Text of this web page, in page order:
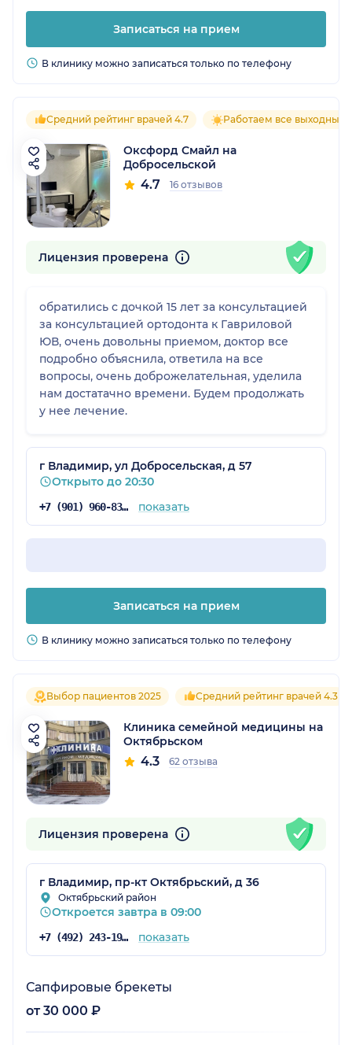
Записаться на прием
В клинику можно записаться только по телефону
Средний рейтинг врачей 4.7 Работаем все выходные
Оксфорд Смайл на
Добросельской
4.7 16 отзывов
Лицензия проверена
обратились с дочкой 15 лет за консультацией
за консультацией ортодонта к Гавриловой
ЮВ, очень довольны приемом, доктор все
подробно объяснила, ответила на все
вопросы, очень доброжелательная, уделила
нам достатачно времени. Будем продолжать
у нее лечение.
г Владимир, ул Добросельская, д 57
Открыто до 20:30
+7 (901) 960-83-57 показать
Записаться на прием
В клинику можно записаться только по телефону
Выбор пациентов 2025 Средний рейтинг врачей 4.3
Клиника семейной медицины на
Октябрьском
4.3 62 отзыва
Лицензия проверена
г Владимир, пр-кт Октябрьский, д 36
Октябрьский район
Откроется завтра в 09:00
+7 (492) 243-19-00 показать
Сапфировые брекеты
от 30 000 ₽